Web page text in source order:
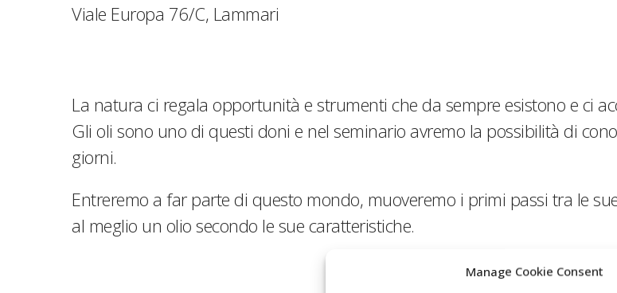
Manage Cookie Consent
Viale Europa 76/C, Lammari
La natura ci regala opportunità e strumenti che da sempre esistono e ci
Gli oli sono uno di questi doni e nel seminario avremo la possibilità di
giorni.
Entreremo a far parte di questo mondo, muoveremo i primi passi tra le
al meglio un olio secondo le sue caratteristiche.